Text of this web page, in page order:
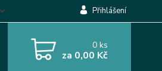
Přihlášení
0ks
za 0,00 Kč